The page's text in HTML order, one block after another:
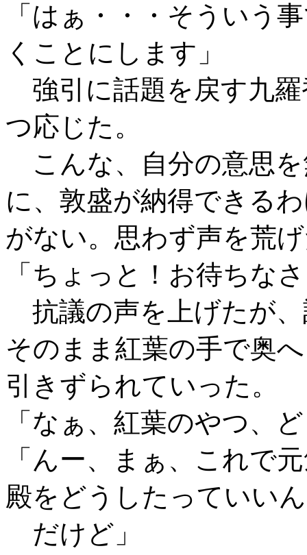
「はぁ・・・そういう
くことにします」
強引に話題を戻す九
つ応じた。
こんな、自分の意思
に、敦盛が納得できる
がない。思わず声を荒
「ちょっと！お待ちな
抗議の声を上げたが
そのまま紅葉の手で奥へ
引きずられていった。
「なぁ、紅葉のやつ、
「んー、まぁ、これで
殿をどうしたっていいん
だけど」